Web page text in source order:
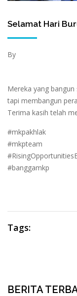
Selamat Hari
By
Mereka yang
tapi membangun
Terima kasih telah
#mkpakhlak
#mkpteam
#banggamkp
Tags:
BERITA